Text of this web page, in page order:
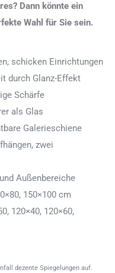
Dann könnte ein
Wahl für Sie sein.
schicken Einrichtungen
durch Glanz-Effekt
Schärfe
als Glas
Galerieschiene
zwei
Außenbereiche
150×100 cm
120×40, 120×60,
dezente Spiegelungen auf.